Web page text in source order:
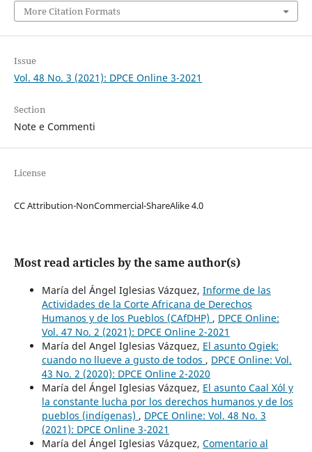
More Citation Formats
Issue
Vol. 48 No. 3 (2021): DPCE Online 3-2021
Section
Note e Commenti
License
CC Attribution-NonCommercial-ShareAlike 4.0
Most read articles by the same author(s)
María del Ángel Iglesias Vázquez, Informe de las
Actividades de la Corte Africana de Derechos
Humanos y de los Pueblos (CAfDHP) , DPCE Online:
Vol. 47 No. 2 (2021): DPCE Online 2-2021
María del Angel Iglesias Vázquez, El asunto Ogiek:
cuando no llueve a gusto de todos , DPCE Online: Vol.
43 No. 2 (2020): DPCE Online 2-2020
María del Ángel Iglesias Vázquez, El asunto Caal Xól y
la constante lucha por los derechos humanos y de los
pueblos (indígenas) , DPCE Online: Vol. 48 No. 3
(2021): DPCE Online 3-2021
María del Ángel Iglesias Vázquez, Comentario al